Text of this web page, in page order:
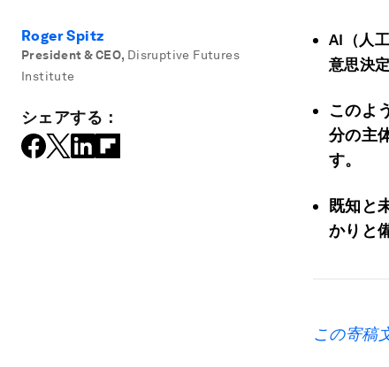
Roger Spitz
President & CEO, Disruptive Futures
Institute
シェアする：
AI （人
意思決
このよ
分の主
す。
既知と
かりと
この寄稿